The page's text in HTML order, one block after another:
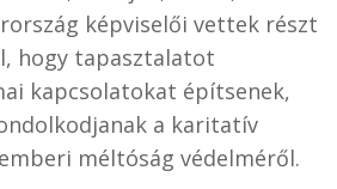
képviselői vettek részt
hogy tapasztalatot
kapcsolatokat építsenek,
a karitatív
méltóság védelméről.